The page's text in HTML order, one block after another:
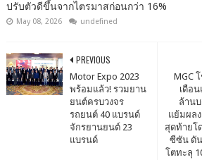
ปรับตัวดีขึ้นจากไตรมาสก่อนกว่า 16%
May 08, 2026 undefined
MGC
เดือ
ล้านบ
แย้มผล
สุดท้ายโ
ซีซัน ดั
โตทะลุ
PREVIOUS
Motor Expo 2023
พร้อมแล้ว! รวมยาน
ยนต์ครบวงจร
รถยนต์ 40 แบรนด์
จักรยานยนต์ 23
แบรนด์